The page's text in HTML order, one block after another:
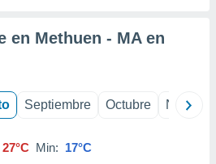
en Methuen - MA en
Septiembre Octubre
27°C Min: 17°C